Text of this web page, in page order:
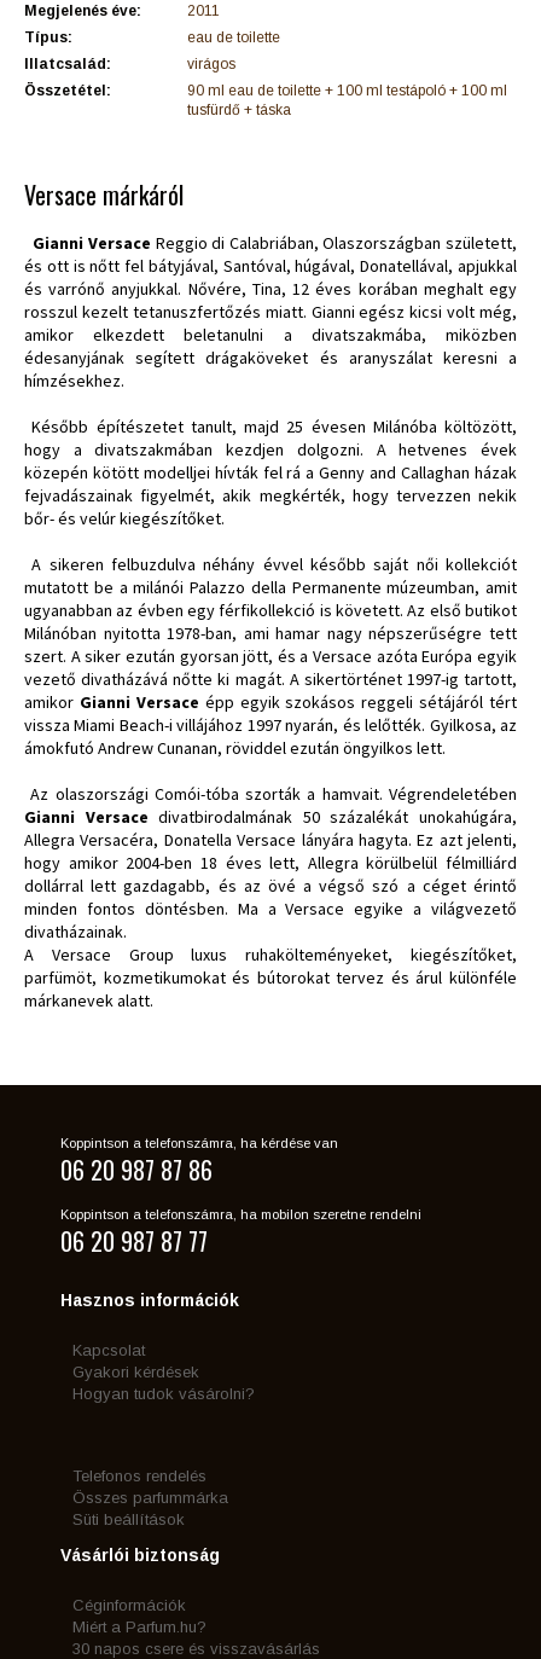
Megjelenés éve:
2011
Típus:
eau de toilette
Illatcsalád:
virágos
Összetétel:
90 ml eau de toilette + 100 ml testápoló + 100 ml
tusfürdő + táska
Versace márkáról
Gianni Versace Reggio di Calabriában, Olaszországban született,
és ott is nőtt fel bátyjával, Santóval, húgával, Donatellával, apjukkal
és varrónő anyjukkal. Nővére, Tina, 12 éves korában meghalt egy
rosszul kezelt tetanuszfertőzés miatt. Gianni egész kicsi volt még,
amikor elkezdett beletanulni a divatszakmába, miközben
édesanyjának segített drágaköveket és aranyszálat keresni a
hímzésekhez.
Később építészetet tanult, majd 25 évesen Milánóba költözött,
hogy a divatszakmában kezdjen dolgozni. A hetvenes évek
közepén kötött modelljei hívták fel rá a Genny and Callaghan házak
fejvadászainak figyelmét, akik megkérték, hogy tervezzen nekik
bőr- és velúr kiegészítőket.
A sikeren felbuzdulva néhány évvel később saját női kollekciót
mutatott be a milánói Palazzo della Permanente múzeumban, amit
ugyanabban az évben egy férfikollekció is követett. Az első butikot
Milánóban nyitotta 1978-ban, ami hamar nagy népszerűségre tett
szert. A siker ezután gyorsan jött, és a Versace azóta Európa egyik
vezető divatházává nőtte ki magát. A sikertörténet 1997-ig tartott,
amikor Gianni Versace épp egyik szokásos reggeli sétájáról tért
vissza Miami Beach-i villájához 1997 nyarán, és lelőtték. Gyilkosa, az
ámokfutó Andrew Cunanan, röviddel ezután öngyilkos lett.
Az olaszországi Comói-tóba szorták a hamvait. Végrendeletében
Gianni Versace divatbirodalmának 50 százalékát unokahúgára,
Allegra Versacéra, Donatella Versace lányára hagyta. Ez azt jelenti,
hogy amikor 2004-ben 18 éves lett, Allegra körülbelül félmilliárd
dollárral lett gazdagabb, és az övé a végső szó a céget érintő
minden fontos döntésben. Ma a Versace egyike a világvezető
divatházainak.
A Versace Group luxus ruhakölteményeket, kiegészítőket,
parfümöt, kozmetikumokat és bútorokat tervez és árul különféle
márkanevek alatt.
Koppintson a telefonszámra, ha kérdése van
06 20 987 87 86
Koppintson a telefonszámra, ha mobilon szeretne rendelni
06 20 987 87 77
Hasznos információk
Kapcsolat
Gyakori kérdések
Hogyan tudok vásárolni?
Telefonos rendelés
Összes parfummárka
Süti beállítások
Vásárlói biztonság
Céginformációk
Miért a Parfum.hu?
30 napos csere és visszavásárlás